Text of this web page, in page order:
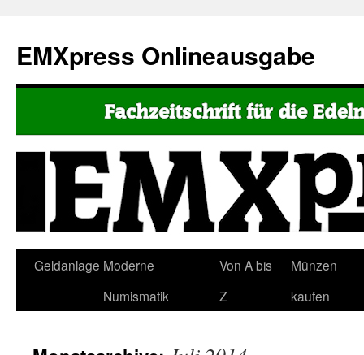
EMXpress Onlineausgabe
Geldanlage Moderne
Numismatik
Von A bis
Z
Münzen
kaufen